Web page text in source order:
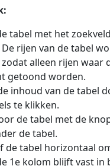
tabel met het
rijen van de tabel
alleen rijen waar
getoond worden.
inhoud van de tabel
te klikken.
de tabel met de
de tabel.
de tabel horizontaal
1e kolom blijft vast in